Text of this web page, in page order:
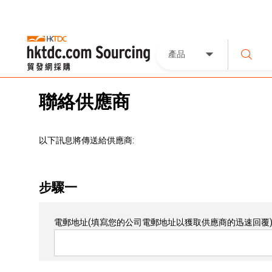
產品
聯絡供應商
以下訊息將傳送給供應商:
步驟一
電郵地址(填寫您的公司電郵地址以獲取供應商的迅速回覆)